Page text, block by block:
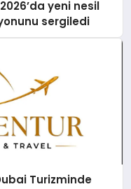
yeni nesil
sergiledi
Turizminde